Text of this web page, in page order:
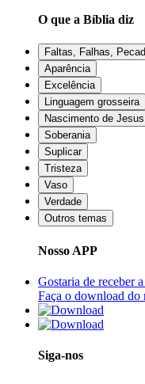
O que a Bíblia diz
Faltas, Falhas,
Aparência
Excelência
Linguagem grosseira
Nascimento de Jesus
Soberania
Suplicar
Tristeza
Vaso
Verdade
Outros temas
Nosso APP
Gostaria de receber
Faça o download do
Siga-nos